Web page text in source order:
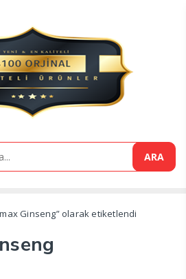
ARA
Ginseng” olarak etiketlendi